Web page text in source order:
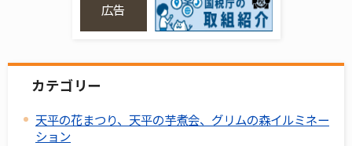
広告
カテゴリー
天平の花まつり、天平の芋煮会、グリムの森イルミネー
ション